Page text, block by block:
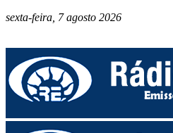
sexta-feira, 7 agosto 2026